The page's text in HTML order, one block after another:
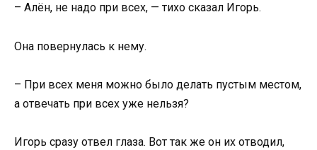
– Алён, не надо при всех, — тихо сказал Игорь.
Она повернулась к нему.
– При всех меня можно было делать пустым местом,
а отвечать при всех уже нельзя?
Игорь сразу отвел глаза. Вот так же он их отводил,